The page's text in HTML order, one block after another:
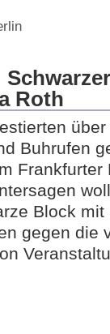
Roth
Buhrufen
Frankfurter
Block
gegen die